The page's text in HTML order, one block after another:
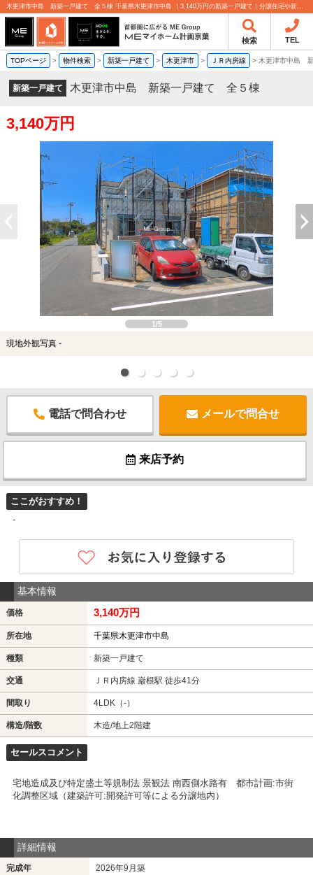
木更津市中島 新築一戸建て 全５棟 千葉県木更津市中島 ｜3,140万円の新築一戸建て｜分譲住宅や新築物件｜MEマイホーム計画京葉株式会社
検索 TEL
TOPページ > 物件検索 > 新築一戸建て > 木更津市 > ＪＲ内房線 > 木更津市中島
新築一戸建て 木更津市中島 新築一戸建て 全５棟
3,140万円
1/5
現地外観写真 -
電話で問合わせ メールで問合せ
来店予約
ここがおすすめ！
-
基本情報
価格 3,140万円
所在地 千葉県木更津市中島
種類 新築一戸建て
交通 ＪＲ内房線 巌根駅 徒歩41分
間取り 4LDK（-）
構造/階数 木造/地上2階建
セールスコメント
宅地造成及び特定盛土等規制法 景観法 南西側水路有 都市計画:市街
化調整区域（建築許可:開発許可等による分譲地内）
詳細情報
完成年 2026年9月築